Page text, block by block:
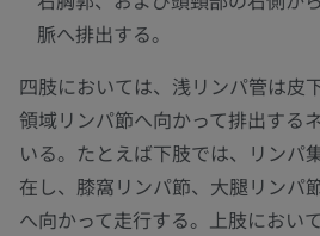
脈へ排出する。
四肢においては、浅リンパ管は皮
領域リンパ節へ向かって排出する
いる。たとえば下肢では、リンパ
在し、膝窩リンパ節、大腿リンパ
へ向かって走行する。上肢におい